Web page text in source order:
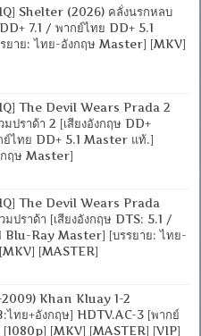
Shelter (2026) คลั่งนรกหลบ
7.1 / พากย์ไทย DD+ 5.1
ยาย: ไทย-อังกฤษ Master] [MKV]
The Devil Wears Prada 2
ปราด้า 2 [เสียงอังกฤษ DD+
ไทย DD+ 5.1 Master แท้.]
กฤษ Master]
The Devil Wears Prada
ปราด้า [เสียงอังกฤษ DTS: 5.1 /
Blu-Ray Master] [บรรยาย: ไทย-
[MASTER]
Khan Kluay 1-2
ไทย+อังกฤษ] HDTV.AC-3 [พากย์
[1080p] [MKV] [MASTER] [VIP]